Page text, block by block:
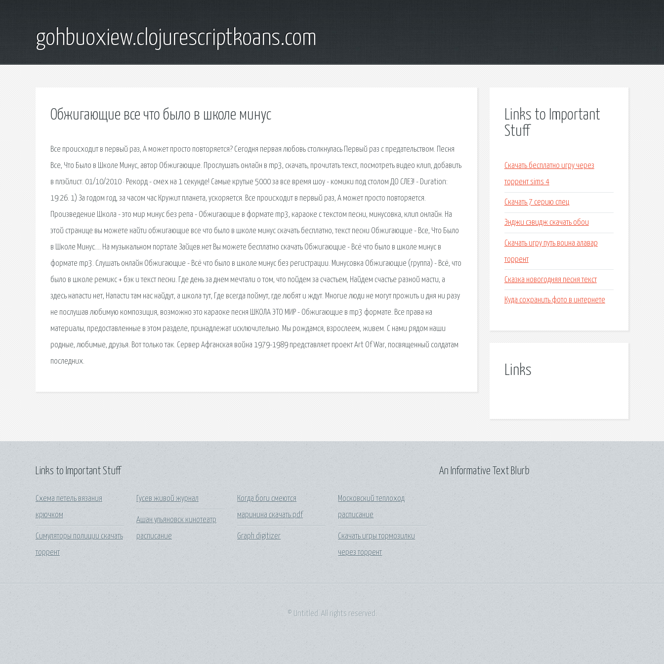
gohbuoxiew.clojurescriptkoans.com
Обжигающие все что было в школе минус
Все происходит в первый раз, А может просто повторяется? Сегодня первая любовь столкнулась Первый раз с предательством. Песня
Все, Что Было в Школе Минус, автор Обжигающие. Прослушать онлайн в mp3, скачать, прочитать текст, посмотреть видео клип, добавить
в плэйлист. 01/10/2010 · Рекорд - смех на 1 секунде! Самые крутые 5000 за все время шоу - комики под столом ДО СЛЕЗ! - Duration:
19:26. 1) За годом год, за часом час Кружит планета, ускоряется. Все происходит в первый раз, А может просто повторяется.
Произведение Школа - это мир минус без репа - Обжигающие в формате mp3, караоке с текстом песни, минусовка, клип онлайн. На
этой странице вы можете найти обжигающие все что было в школе минус скачать бесплатно, текст песни Обжигающие - Все, Что Было
в Школе Минус…. На музыкальном портале Зайцев.нет Вы можете бесплатно скачать Обжигающие - Всё что было в школе минус в
формате mp3. Слушать онлайн Обжигающие - Всё что было в школе минус без регистрации. Минусовка Обжигающие (группа) - Всё, что
было в школе ремикс + бэк и текст песни. Где день за днем мечтали о том, что пойдем за счастьем, Найдем счастье разной масти, а
здесь напасти нет, Напасти там нас найдут, а школа тут, Где всегда поймут, где любят и ждут. Многие люди не могут прожить и дня ни разу
не послушав любимую композиция, возможно это караоке песня ШКОЛА ЭТО МИР - Обжигающие в mp3 формате. Все права на
материалы, предоставленные в этом разделе, принадлежат исключительно. Мы рождамся, взрослеем, живем. С нами рядом наши
родные, любимые, друзья. Вот только так. Сервер Афганская война 1979-1989 представляет проект Art Of War, посвященный солдатам
последних.
Links to Important
Stuff
Скачать бесплатно игру через
торрент sims 4
Скачать 7 серию спец
Энджи сэвидж скачать обои
Скачать игру путь воина алавар
торрент
Сказка новогодняя песня текст
Куда сохранить фото в интернете
Links
Links to Important Stuff
Схема петель вязания
крючком
Симуляторы полиции скачать
торрент
Гусев живой журнал
Ашан ульяновск кинотеатр
расписание
Когда боги смеются
маринина скачать pdf
Graph digitizer
Московский теплоход
расписание
Скачать игры тормозилки
через торрент
An Informative Text Blurb
© Untitled. All rights reserved.